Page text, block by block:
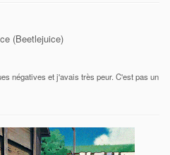
(Beetlejuice)
négatives et j'avais très peur. C'est pas un